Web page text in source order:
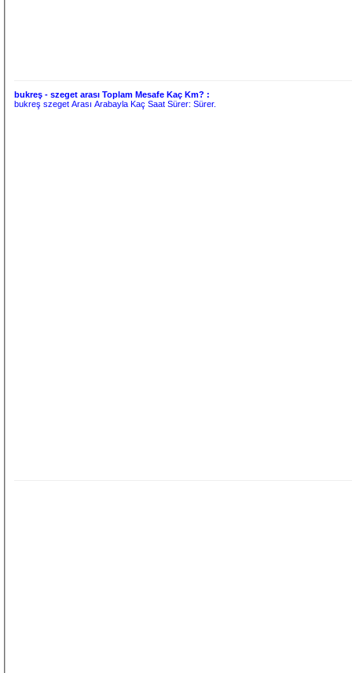
bukreş - szeget arası Toplam Mesafe Kaç Km? :
bukreş szeget Arası Arabayla Kaç Saat Sürer:Sürer.